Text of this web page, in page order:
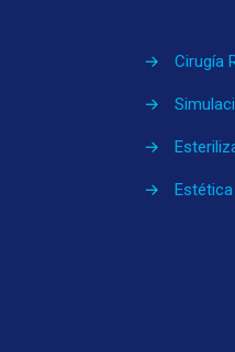
→ Cirugía
→
→
→ Estética